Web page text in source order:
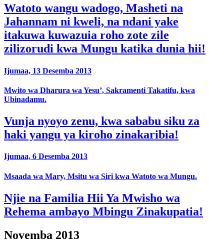
Watoto wangu wadogo, Masheti na
Jahannam ni kweli, na ndani yake
itakuwa kuwazuia roho zote zile
zilizorudi kwa Mungu katika dunia hii!
Ijumaa, 13 Desemba 2013
Mwito wa Dharura wa Yesu’, Sakramenti Takatifu, kwa
Ubinadamu.
Vunja nyoyo zenu, kwa sababu siku za
haki yangu ya kiroho zinakaribia!
Ijumaa, 6 Desemba 2013
Msaada wa Mary, Msitu wa Siri kwa Watoto wa Mungu.
Njie na Familia Hii Ya Mwisho wa
Rehema ambayo Mbingu Zinakupatia!
Novemba 2013